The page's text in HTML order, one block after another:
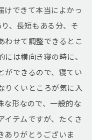
けできて本当によかっ
、長短もある分、そ
わせて調整できるとこ
は横向き寝の時に、
ができるので、寝てい
りくいところが気に入
な形なので、一般的な
イテムですが、たくさ
ありがとうございま